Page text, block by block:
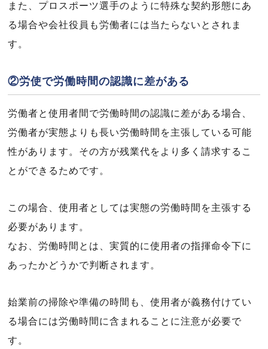
また、プロスポーツ選手のように特殊な契約形態にあ
る場合や会社役員も労働者には当たらないとされま
す。
②労使で労働時間の認識に差がある
労働者と使用者間で労働時間の認識に差がある場合、
労働者が実態よりも長い労働時間を主張している可能
性があります。その方が残業代をより多く請求するこ
とができるためです。
この場合、使用者としては実態の労働時間を主張する
必要があります。
なお、労働時間とは、実質的に使用者の指揮命令下に
あったかどうかで判断されます。
始業前の掃除や準備の時間も、使用者が義務付けてい
る場合には労働時間に含まれることに注意が必要で
す。